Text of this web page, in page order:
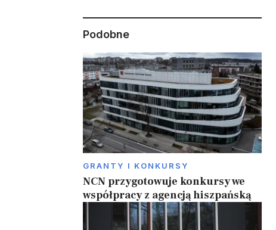
Podobne
GRANTY I KONKURSY
NCN przygotowuje konkursy we
współpracy z agencją hiszpańską